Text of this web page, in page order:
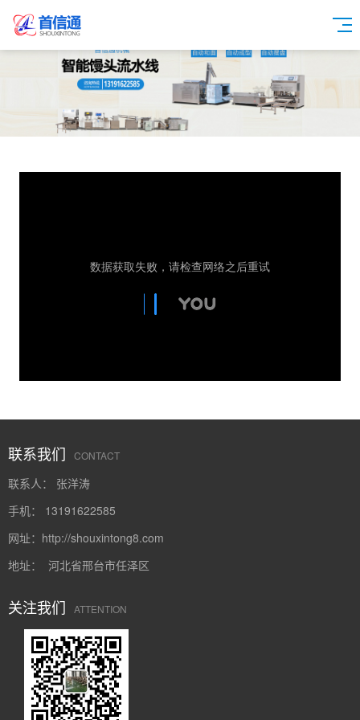
联系我们 CONTACT
联系人： 张洋涛
手机： 13191622585
网址： http://shouxintong8.com
地址： 河北省邢台市任泽区
关注我们 ATTENTION